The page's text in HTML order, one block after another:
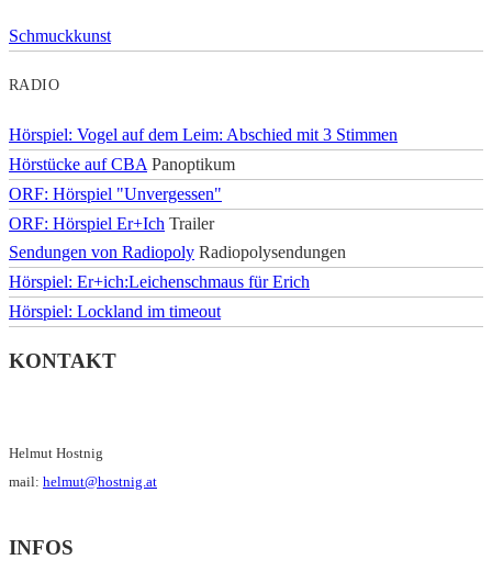
Schmuckkunst
RADIO
Hörspiel: Vogel auf dem Leim: Abschied mit 3 Stimmen
Hörstücke auf CBA Panoptikum
ORF: Hörspiel "Unvergessen"
ORF: Hörspiel Er+Ich Trailer
Sendungen von Radiopoly Radiopolysendungen
Hörspiel: Er+ich:Leichenschmaus für Erich
Hörspiel: Lockland im timeout
KONTAKT
Helmut Hostnig
mail: helmut@hostnig.at
INFOS